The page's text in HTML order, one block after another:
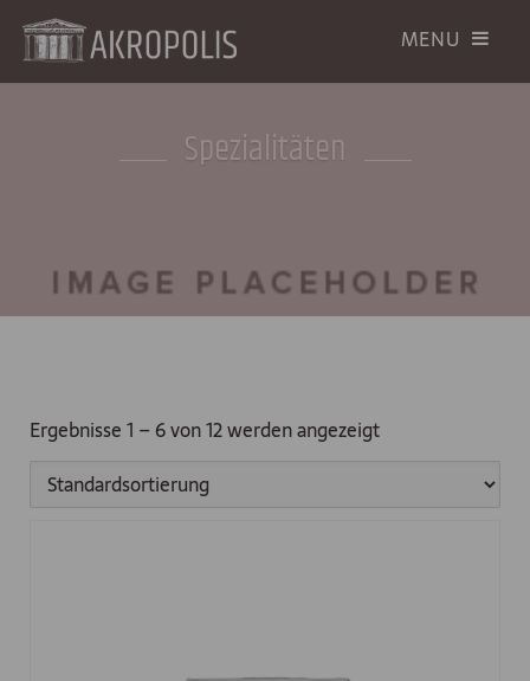
Spezialitäten
Ergebnisse 1 – 6 von 12 werden angezeigt